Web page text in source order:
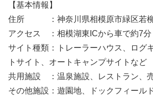
【基本情報】
住所 ：神奈川県相模原市緑区若柳
アクセス ：相模湖東ICから車で約7分
サイト種類：トレーラーハウス、ログ
トサイト、オートキャンプサイトなど
共用施設 ：温泉施設、レストラン、
その他施設：遊園地、ドックフィール